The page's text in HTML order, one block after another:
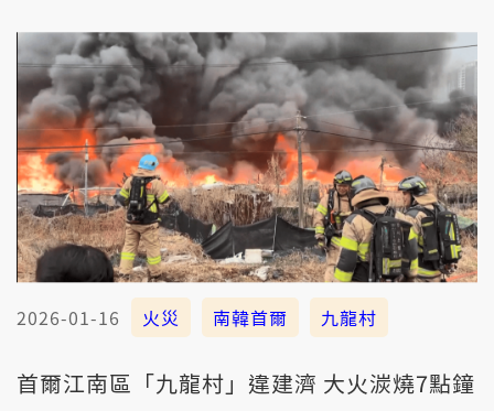
2026-01-16 火災 南韓首爾 九龍村
首爾江南區「九龍村」違建濟 大火湠燒7點鐘